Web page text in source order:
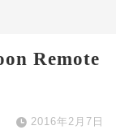
Remote
2016年2月7日